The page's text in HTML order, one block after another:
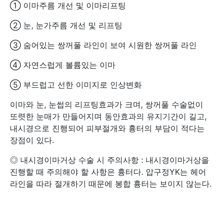
① 이마주름 개선 및 이마리프팅
② 눈, 눈가주름 개선 및 리프팅
③ 숨어있는 쌍꺼풀 라인이 보여 시원한 쌍꺼풀 라인
④ 자연스럽게 볼륨있는 이마
⑤ 부드럽고 선한 이미지로 인상변화
이마와 눈, 눈썹의 리프팅효과가 크며, 쌍꺼풀 수술없이
또렷한 눈매가 만들어지며 동안효과의 유지기간이 길고,
내시경으로 진행되어 피부절개와 흉터의 부담이 적다는
장점이 있다.
◎ 내시경이마거상 수술 시 주의사항 : 내시경이마거상을
진행할 때 주의해야 할 사항은 흉터다. 압구정YK는 헤어
라인을 따라 절개하기 때문에 봉합 흉터는 보이지 않는다.